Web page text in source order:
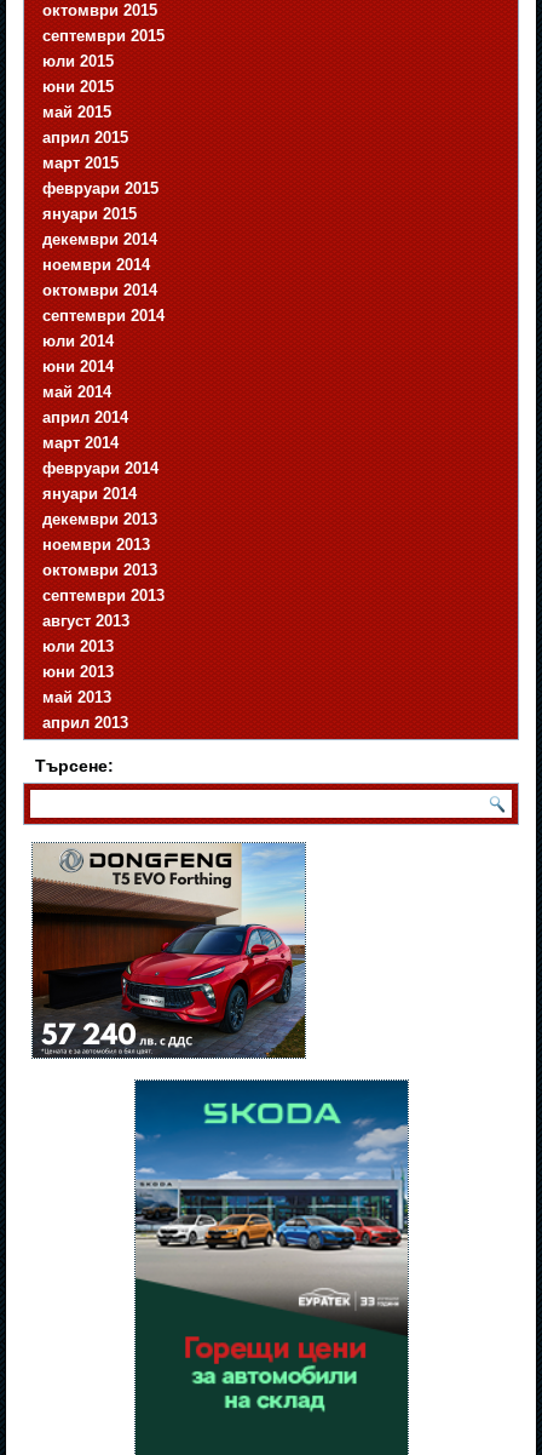
октомври 2015
септември 2015
юли 2015
юни 2015
май 2015
април 2015
март 2015
февруари 2015
януари 2015
декември 2014
ноември 2014
октомври 2014
септември 2014
юли 2014
юни 2014
май 2014
април 2014
март 2014
февруари 2014
януари 2014
декември 2013
ноември 2013
октомври 2013
септември 2013
август 2013
юли 2013
юни 2013
май 2013
април 2013
Търсене: